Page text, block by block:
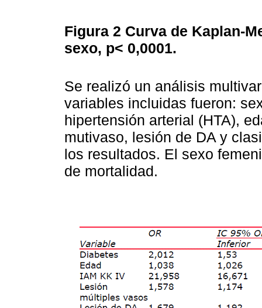
Figura 2 Curva de Kaplan-
sexo, p< 0,0001.
Se realizó un análisis
variables incluidas fueron:
hipertensión arterial (HTA),
mutivaso, lesión de DA y
los resultados. El sexo
de mortalidad.